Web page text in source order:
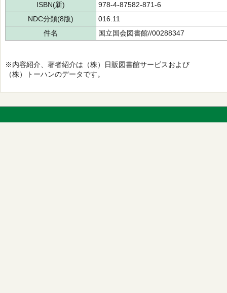
ISBN(新)
978-4-87582-871-6
NDC分類(8版)
016.11
件名
国立国会図書館//00288347
※内容紹介、著者紹介は（株）日販図書館サービスおよび
（株）トーハンのデータです。